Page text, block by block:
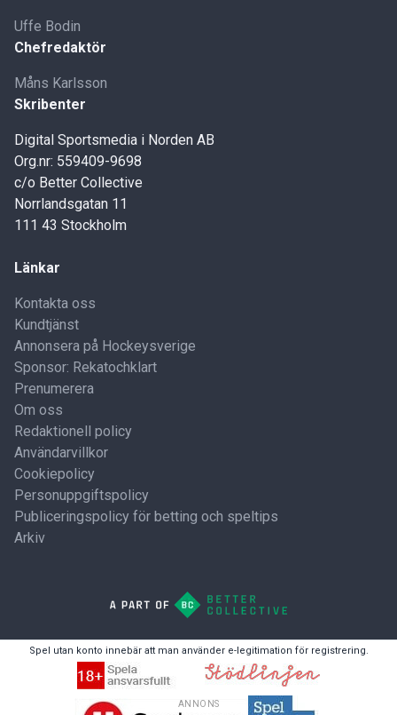
ANNONS
Uffe Bodin
Chefredaktör
Måns Karlsson
Skribenter
Digital Sportsmedia i Norden AB
Org.nr: 559409-9698
c/o Better Collective
Norrlandsgatan 11
111 43 Stockholm
Länkar
Kontakta oss
Kundtjänst
Annonsera på Hockeysverige
Sponsor: Rekatochklart
Prenumerera
Om oss
Redaktionell policy
Användarvillkor
Cookiepolicy
Personuppgiftspolicy
Publiceringspolicy för betting och speltips
Arkiv
Spel utan konto innebär att man använder e-legitimation för registrering.